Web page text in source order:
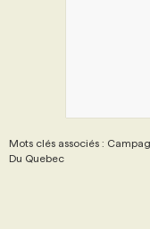
Mots clés associés :
Du Quebec